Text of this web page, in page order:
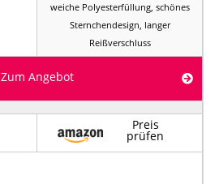
weiche Polyesterfüllung, schönes
Sternchendesign, langer
Reißverschluss
Zum Angebot
Preis
prüfen